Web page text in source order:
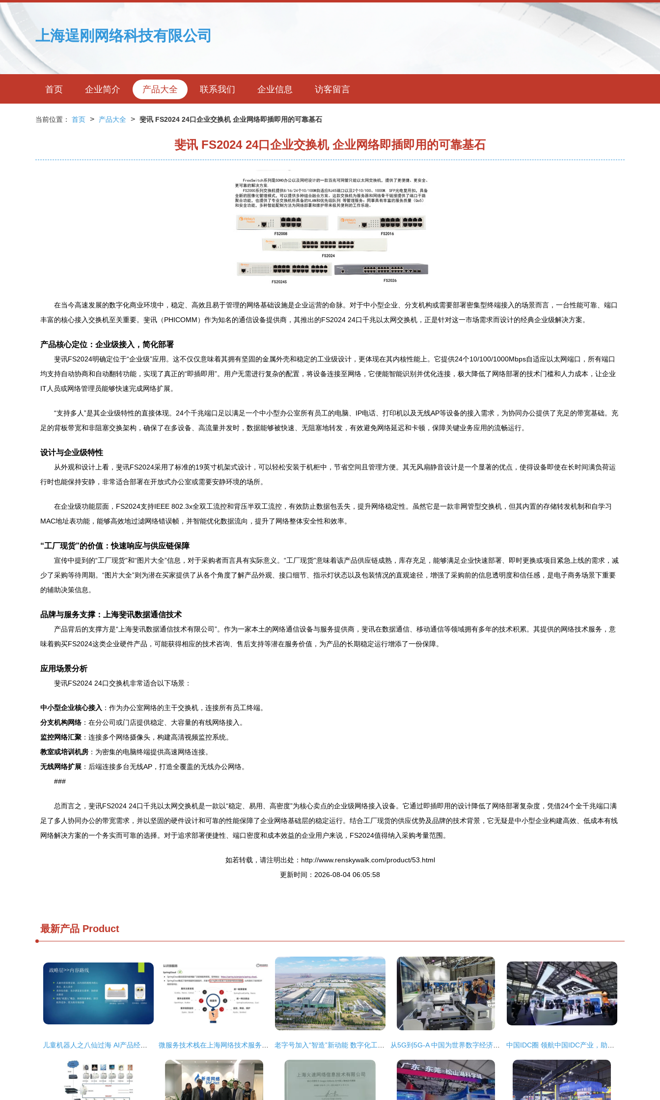
上海逞刚网络科技有限公司
首页 企业简介 产品大全 联系我们 企业信息 访客留言
当前位置： 首页 > 产品大全 > 斐讯 FS2024 24口企业交换机 企业网络即插即用的可靠基石
斐讯 FS2024 24口企业交换机 企业网络即插即用的可靠基石
在当今高速发展的数字化商业环境中，稳定、高效且易于管理的网络基础设施是企业运营的命脉。对于中小型企业、分支机构或需要部署密集型终端接入的场景而言，一台性能可靠、端口
丰富的核心接入交换机至关重要。斐讯（PHICOMM）作为知名的通信设备提供商，其推出的FS2024 24口千兆以太网交换机，正是针对这一市场需求而设计的经典企业级解决方案。
产品核心定位：企业级接入，简化部署
斐讯FS2024明确定位于“企业级”应用。这不仅仅意味着其拥有坚固的金属外壳和稳定的工业级设计，更体现在其内核性能上。它提供24个10/100/1000Mbps自适应以太网端口，所有端口
均支持自动协商和自动翻转功能，实现了真正的“即插即用”。用户无需进行复杂的配置，将设备连接至网络，它便能智能识别并优化连接，极大降低了网络部署的技术门槛和人力成本，让企业
IT人员或网络管理员能够快速完成网络扩展。
“支持多人”是其企业级特性的直接体现。24个千兆端口足以满足一个中小型办公室所有员工的电脑、IP电话、打印机以及无线AP等设备的接入需求，为协同办公提供了充足的带宽基础。充
足的背板带宽和非阻塞交换架构，确保了在多设备、高流量并发时，数据能够被快速、无阻塞地转发，有效避免网络延迟和卡顿，保障关键业务应用的流畅运行。
设计与企业级特性
从外观和设计上看，斐讯FS2024采用了标准的19英寸机架式设计，可以轻松安装于机柜中，节省空间且管理方便。其无风扇静音设计是一个显著的优点，使得设备即使在长时间满负荷运
行时也能保持安静，非常适合部署在开放式办公室或需要安静环境的场所。
在企业级功能层面，FS2024支持IEEE 802.3x全双工流控和背压半双工流控，有效防止数据包丢失，提升网络稳定性。虽然它是一款非网管型交换机，但其内置的存储转发机制和自学习
MAC地址表功能，能够高效地过滤网络错误帧，并智能优化数据流向，提升了网络整体安全性和效率。
“工厂现货”的价值：快速响应与供应链保障
宣传中提到的“工厂现货”和“图片大全”信息，对于采购者而言具有实际意义。“工厂现货”意味着该产品供应链成熟，库存充足，能够满足企业快速部署、即时更换或项目紧急上线的需求，减
少了采购等待周期。“图片大全”则为潜在买家提供了从各个角度了解产品外观、接口细节、指示灯状态以及包装情况的直观途径，增强了采购前的信息透明度和信任感，是电子商务场景下重要
的辅助决策信息。
品牌与服务支撑：上海斐讯数据通信技术
产品背后的支撑方是“上海斐讯数据通信技术有限公司”。作为一家本土的网络通信设备与服务提供商，斐讯在数据通信、移动通信等领域拥有多年的技术积累。其提供的网络技术服务，意
味着购买FS2024这类企业硬件产品，可能获得相应的技术咨询、售后支持等潜在服务价值，为产品的长期稳定运行增添了一份保障。
应用场景分析
斐讯FS2024 24口交换机非常适合以下场景：
中小型企业核心接入 ：作为办公室网络的主干交换机，连接所有员工终端。
分支机构网络 ：在分公司或门店提供稳定、大容量的有线网络接入。
监控网络汇聚 ：连接多个网络摄像头，构建高清视频监控系统。
教室或培训机房 ：为密集的电脑终端提供高速网络连接。
无线网络扩展 ：后端连接多台无线AP，打造全覆盖的无线办公网络。
###
总而言之，斐讯FS2024 24口千兆以太网交换机是一款以“稳定、易用、高密度”为核心卖点的企业级网络接入设备。它通过即插即用的设计降低了网络部署复杂度，凭借24个全千兆端口满
足了多人协同办公的带宽需求，并以坚固的硬件设计和可靠的性能保障了企业网络基础层的稳定运行。结合工厂现货的供应优势及品牌的技术背景，它无疑是中小型企业构建高效、低成本有线
网络解决方案的一个务实而可靠的选择。对于追求部署便捷性、端口密度和成本效益的企业用户来说，FS2024值得纳入采购考量范围。
如若转载，请注明出处：http://www.renskywalk.com/product/53.html
更新时间：2026-08-04 06:05:58
最新产品 Product